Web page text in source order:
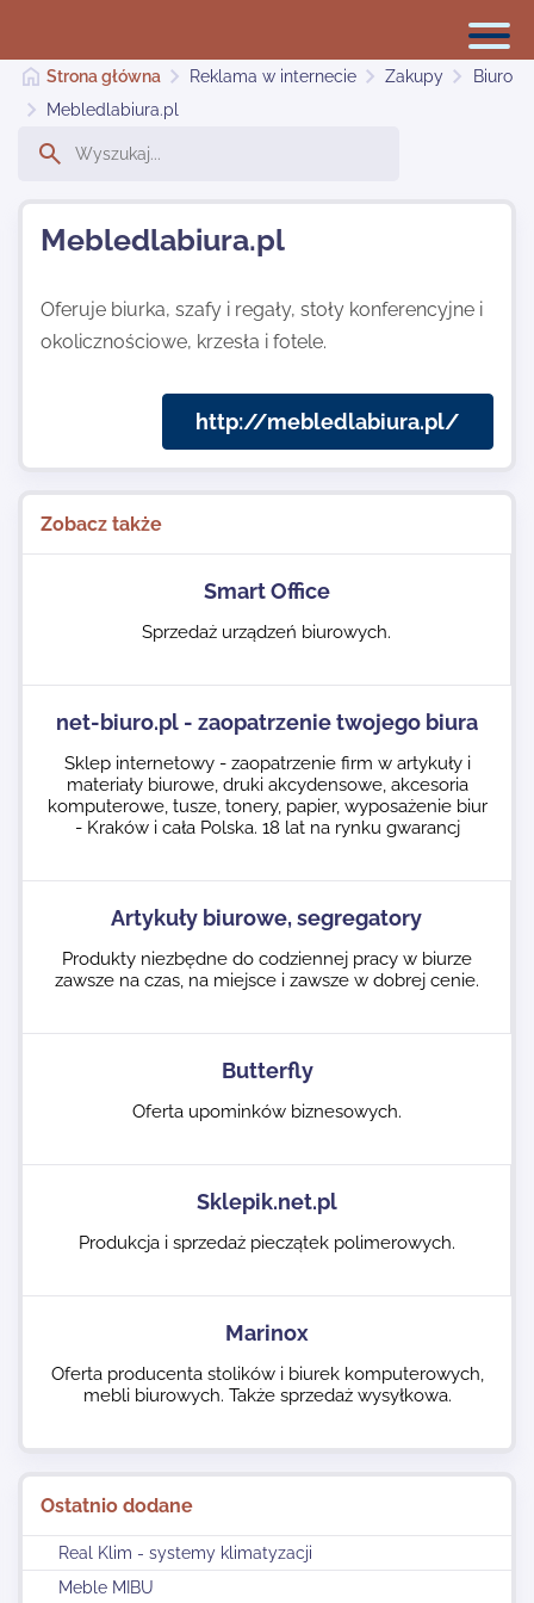
Najnowsze
Strona główna Reklama w internecie Zakupy
Biuro
Mebledlabiura.pl
Ostatnio dodane
Real Klim - systemy klimatyzacji
Meble MIBU
Mebledlabiura.pl
Oferuje biurka, szafy i regały, stoły konferencyjne i
okolicznościowe, krzesła i fotele.
http://mebledlabiura.pl/
Zobacz także
Smart Office
Sprzedaż urządzeń biurowych.
net-biuro.pl - zaopatrzenie twojego biura
Sklep internetowy - zaopatrzenie firm w artykuły i
materiały biurowe, druki akcydensowe, akcesoria
komputerowe, tusze, tonery, papier, wyposażenie biur
- Kraków i cała Polska. 18 lat na rynku gwarancj
Artykuły biurowe, segregatory
Produkty niezbędne do codziennej pracy w biurze
zawsze na czas, na miejsce i zawsze w dobrej cenie.
Butterfly
Oferta upominków biznesowych.
Sklepik.net.pl
Produkcja i sprzedaż pieczątek polimerowych.
Marinox
Oferta producenta stolików i biurek komputerowych,
mebli biurowych. Także sprzedaż wysyłkowa.